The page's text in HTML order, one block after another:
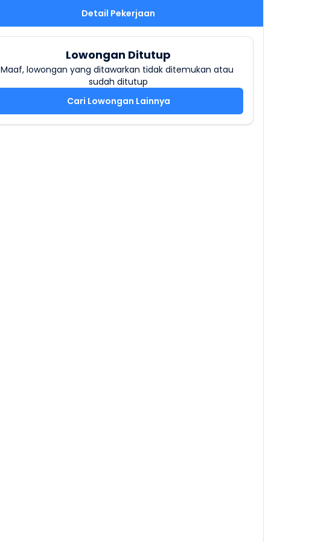
Detail Pekerjaan
Lowongan Ditutup
Maaf, lowongan yang ditawarkan tidak ditemukan atau
sudah ditutup
Cari Lowongan Lainnya